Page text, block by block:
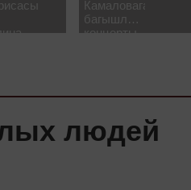
Камаловага
багышлау
концерты
людей